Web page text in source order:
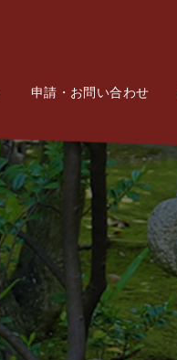
申請・お問い合わせ
Contact